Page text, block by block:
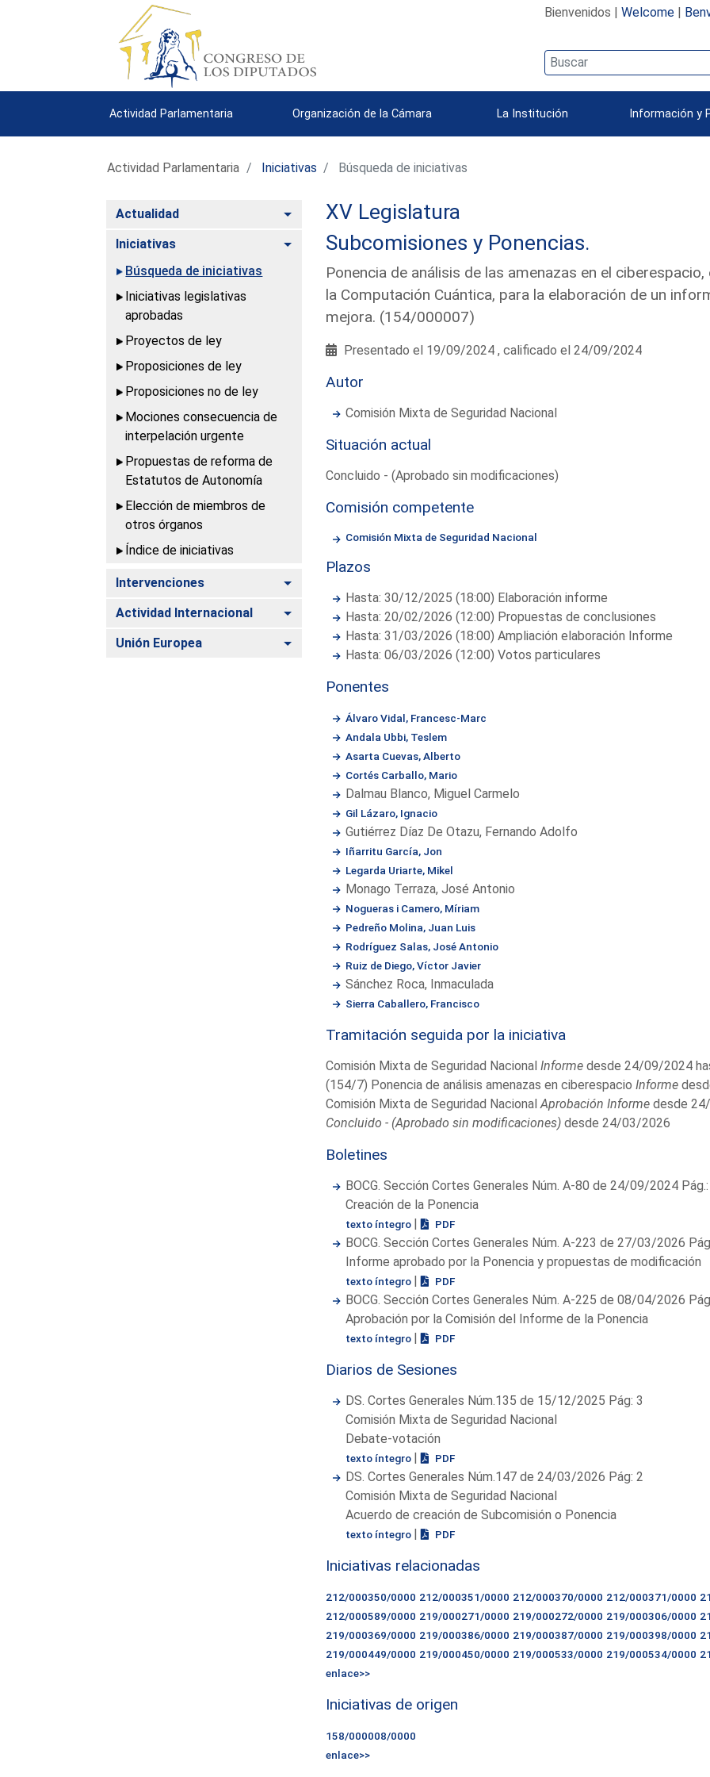
Bienvenidos | Welcome|
Actividad Parlamentaria Organización de la Cámara La Institución Información y
Actividad Parlamentaria Iniciativas Búsqueda de iniciativas
Actualidad Alternar
Iniciativas
Alternar
Búsqueda de iniciativas
Iniciativas legislativas
aprobadas
Proyectos de ley
Proposiciones de ley
Proposiciones no de ley
Mociones consecuencia de
interpelación urgente
Propuestas de reforma de
Estatutos de Autonomía
Elección de miembros de
otros órganos
Índice de iniciativas
Intervenciones Alternar
Actividad Internacional Alternar
Unión Europea Alternar
XV Legislatura
Subcomisiones y Ponencias.
Ponencia de análisis de las amenazas en el
la Computación Cuántica, para la elaboración de un
mejora. (154/000007)
Presentado el 19/09/2024 , calificado el 24/09/2024
Autor
Comisión Mixta de Seguridad Nacional
Situación actual
Concluido - (Aprobado sin modificaciones)
Comisión competente
Comisión Mixta de Seguridad Nacional
Plazos
Hasta: 30/12/2025 (18:00) Elaboración informe
Hasta: 20/02/2026 (12:00) Propuestas de conclusiones
Hasta: 31/03/2026 (18:00) Ampliación elaboración Informe
Hasta: 06/03/2026 (12:00) Votos particulares
Ponentes
Álvaro Vidal, Francesc-Marc
Andala Ubbi, Teslem
Asarta Cuevas, Alberto
Cortés Carballo, Mario
Dalmau Blanco, Miguel Carmelo
Gil Lázaro, Ignacio
Gutiérrez Díaz De Otazu, Fernando Adolfo
Iñarritu García, Jon
Legarda Uriarte, Mikel
Monago Terraza, José Antonio
Nogueras i Camero, Míriam
Pedreño Molina, Juan Luis
Rodríguez Salas, José Antonio
Ruiz de Diego, Víctor Javier
Sánchez Roca, Inmaculada
Sierra Caballero, Francisco
Tramitación seguida por la iniciativa
Comisión Mixta de Seguridad Nacional Informedesde 24/09/2024
(154/7) Ponencia de análisis amenazas en ciberespacio Informe
Comisión Mixta de Seguridad Nacional Aprobación Informedesde
Concluido - (Aprobado sin modificaciones)desde 24/03/2026
Boletines
BOCG. Sección Cortes Generales Núm. A-80 de 24/09/2024
Creación de la Ponencia
texto íntegro | PDF
BOCG. Sección Cortes Generales Núm. A-223 de 27/03/2026
Informe aprobado por la Ponencia y propuestas de modificación
texto íntegro | PDF
BOCG. Sección Cortes Generales Núm. A-225 de 08/04/2026
Aprobación por la Comisión del Informe de la Ponencia
texto íntegro | PDF
Diarios de Sesiones
DS. Cortes Generales Núm.135 de 15/12/2025 Pág: 3
Comisión Mixta de Seguridad Nacional
Debate-votación
texto íntegro | PDF
DS. Cortes Generales Núm.147 de 24/03/2026 Pág: 2
Comisión Mixta de Seguridad Nacional
Acuerdo de creación de Subcomisión o Ponencia
texto íntegro | PDF
Iniciativas relacionadas
212/000350/0000 212/000351/0000 212/000370/0000 212/000371/0000
212/000589/0000 219/000271/0000 219/000272/0000 219/000306/0000
219/000369/0000 219/000386/0000 219/000387/0000 219/000398/0000
219/000449/0000 219/000450/0000 219/000533/0000 219/000534/0000
enlace>>
Iniciativas de origen
158/000008/0000
enlace>>